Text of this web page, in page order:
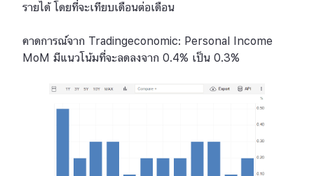
รายได้ โดยที่จะเทียบเดือนต่อเดือน
คาดการณ์จาก Tradingeconomic: Personal Income
MoM มีแนวโน้มที่จะลดลงจาก 0.4% เป็น 0.3%